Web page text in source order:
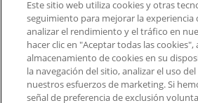
Enlaces relacionados
Duke Cancer Institute
Duke Children's
Duke School of Medicine
Este sitio web utiliza cookies y otras
seguimiento para mejorar la experiencia
analizar el rendimiento y el tráfico en
hacer clic en "Aceptar todas las cookies",
almacenamiento de cookies en su
la navegación del sitio, analizar el uso
nuestros esfuerzos de marketing. Si
señal de preferencia de exclusión